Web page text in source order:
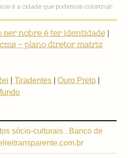
é a cidade que podemos construir
ser nobre é ter identidade|
- plano diretor matriz
|Tiradentes |Ouro Preto
sócio-culturais . Banco de